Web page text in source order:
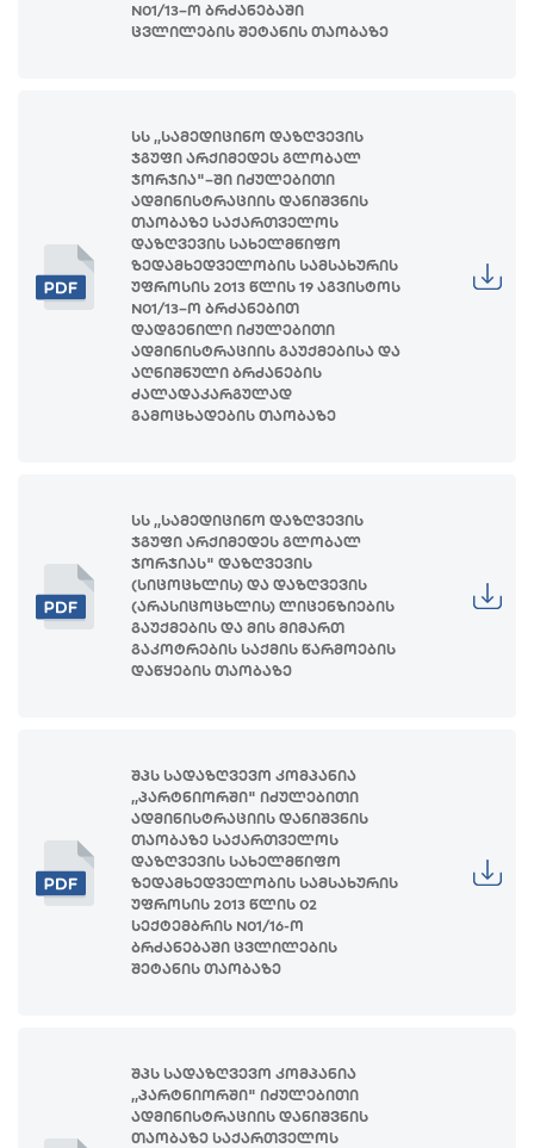
N01/13–ო ბრძანებაში
ცვლილების შეტანის თაობაზე
სს ,,სამედიცინო დაზღვევის
ჯგუფი არქიმედეს გლობალ
ჯორჯია"–ში იძულებითი
ადმინისტრაციის დანიშვნის
თაობაზე საქართველოს
დაზღვევის სახელმწიფო
ზედამხედველობის სამსახურის
უფროსის 2013 წლის 19 აგვისტოს
N01/13–ო ბრძანებით
დადგენილი იძულებითი
ადმინისტრაციის გაუქმებისა და
აღნიშნული ბრძანების
ძალადაკარგულად
გამოცხადების თაობაზე
სს ,,სამედიცინო დაზღვევის
ჯგუფი არქიმედეს გლობალ
ჯორჯიას" დაზღვევის
(სიცოცხლის) და დაზღვევის
(არასიცოცხლის) ლიცენზიების
გაუქმების და მის მიმართ
გაკოტრების საქმის წარმოების
დაწყების თაობაზე
შპს სადაზღვევო კომპანია
,,პარტნიორში" იძულებითი
ადმინისტრაციის დანიშვნის
თაობაზე საქართველოს
დაზღვევის სახელმწიფო
ზედამხედველობის სამსახურის
უფროსის 2013 წლის 02
სექტემბრის N01/16-ო
ბრძანებაში ცვლილების
შეტანის თაობაზე
შპს სადაზღვევო კომპანია
,,პარტნიორში" იძულებითი
ადმინისტრაციის დანიშვნის
თაობაზე საქართველოს